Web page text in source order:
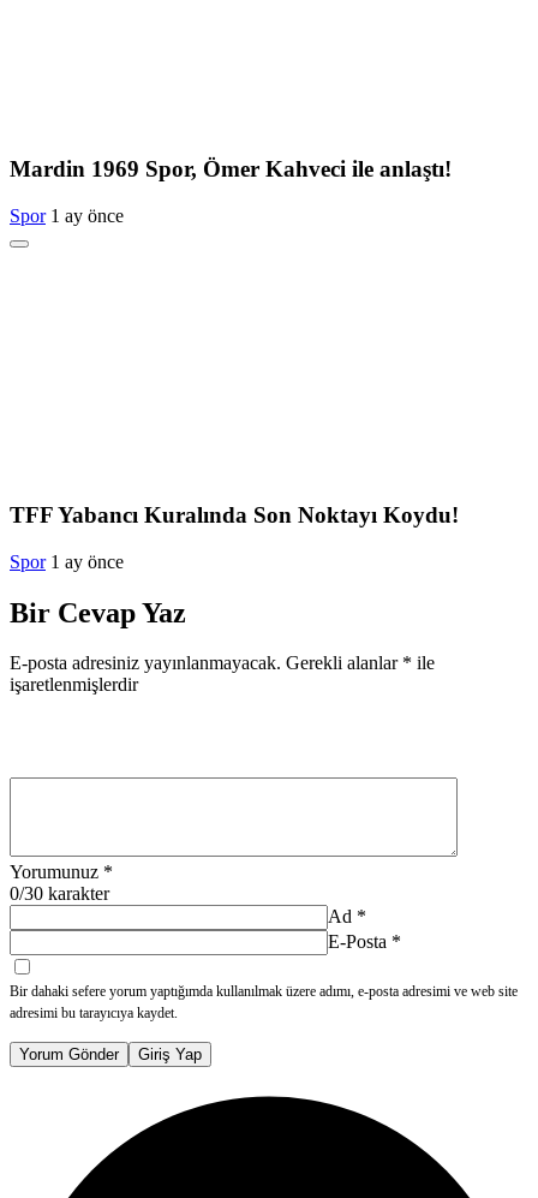
Mardin 1969 Spor, Ömer Kahveci ile anlaştı!
Spor 1 ay önce
TFF Yabancı Kuralında Son Noktayı Koydu!
Spor 1 ay önce
Bir Cevap Yaz
E-posta adresiniz yayınlanmayacak. Gerekli alanlar * ile
işaretlenmişlerdir
Yorumunuz *
0/30 karakter
Ad *
E-Posta *
Bir dahaki sefere yorum yaptığımda kullanılmak üzere adımı, e-posta adresimi ve web site
adresimi bu tarayıcıya kaydet.
Yorum Gönder Giriş Yap